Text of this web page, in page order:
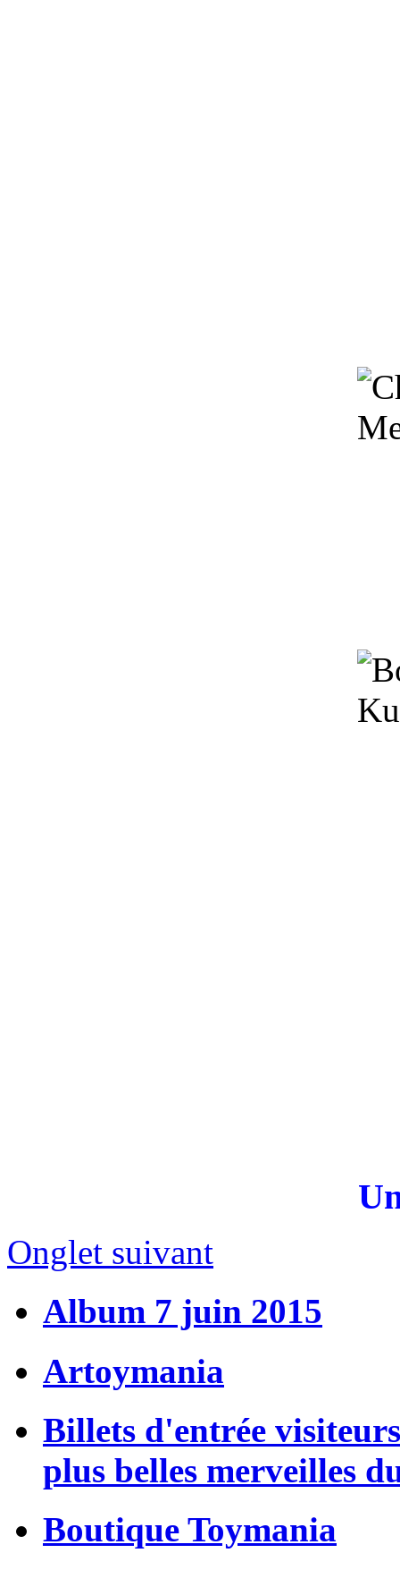
Onglet suivant
Album 7 juin 2015
Artoymania
Billets d'entrée
plus belles merveilles
Boutique Toymania